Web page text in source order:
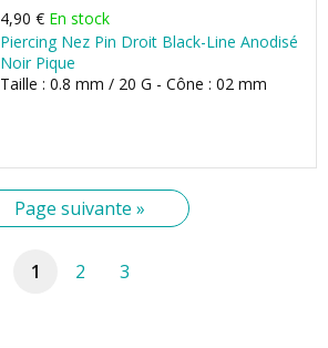
4,90 € En stock
Piercing Nez Pin Droit Black-Line Anodisé
Noir Pique
Taille : 0.8 mm / 20 G - Cône : 02 mm
Page suivante »
1 2 3